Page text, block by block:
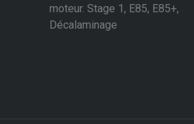
moteur. Stage 1, E85, E85+,
Décalaminage